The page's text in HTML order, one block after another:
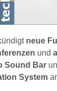
ViewSonic
neue
und
Sound Bar
System